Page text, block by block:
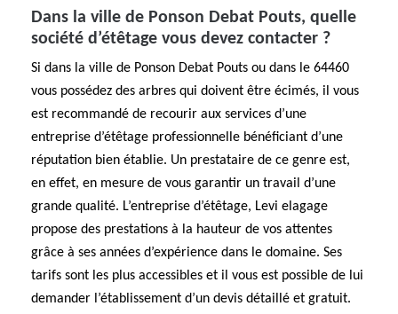
Dans la ville de Ponson Debat Pouts, quelle
société d’étêtage vous devez contacter ?
Si dans la ville de Ponson Debat Pouts ou dans le 64460
vous possédez des arbres qui doivent être écimés, il vous
est recommandé de recourir aux services d’une
entreprise d’étêtage professionnelle bénéficiant d’une
réputation bien établie. Un prestataire de ce genre est,
en effet, en mesure de vous garantir un travail d’une
grande qualité. L’entreprise d’étêtage, Levi elagage
propose des prestations à la hauteur de vos attentes
grâce à ses années d’expérience dans le domaine. Ses
tarifs sont les plus accessibles et il vous est possible de lui
demander l’établissement d’un devis détaillé et gratuit.